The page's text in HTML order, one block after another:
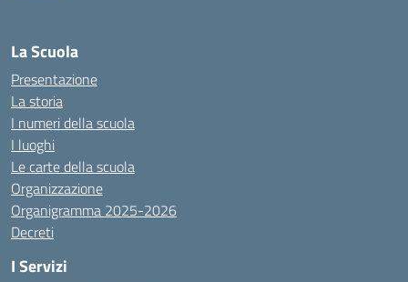
La Scuola
Presentazione
La storia
I numeri della scuola
I luoghi
Le carte della scuola
Organizzazione
Organigramma 2025-2026
Decreti
I Servizi